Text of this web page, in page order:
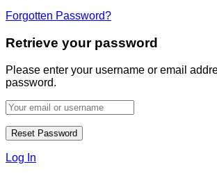
Forgotten Password?
Retrieve your password
Please enter your username or email
password.
Log In